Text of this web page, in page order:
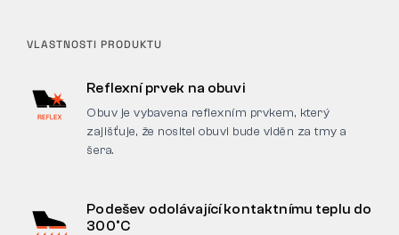
VLASTNOSTI PRODUKTU
Reflexní prvek na obuvi
Obuv je vybavena reflexním prvkem, který
zajišťuje, že nositel obuvi bude viděn za tmy a
šera.
Podešev odolávající kontaktnímu teplu do
300°C